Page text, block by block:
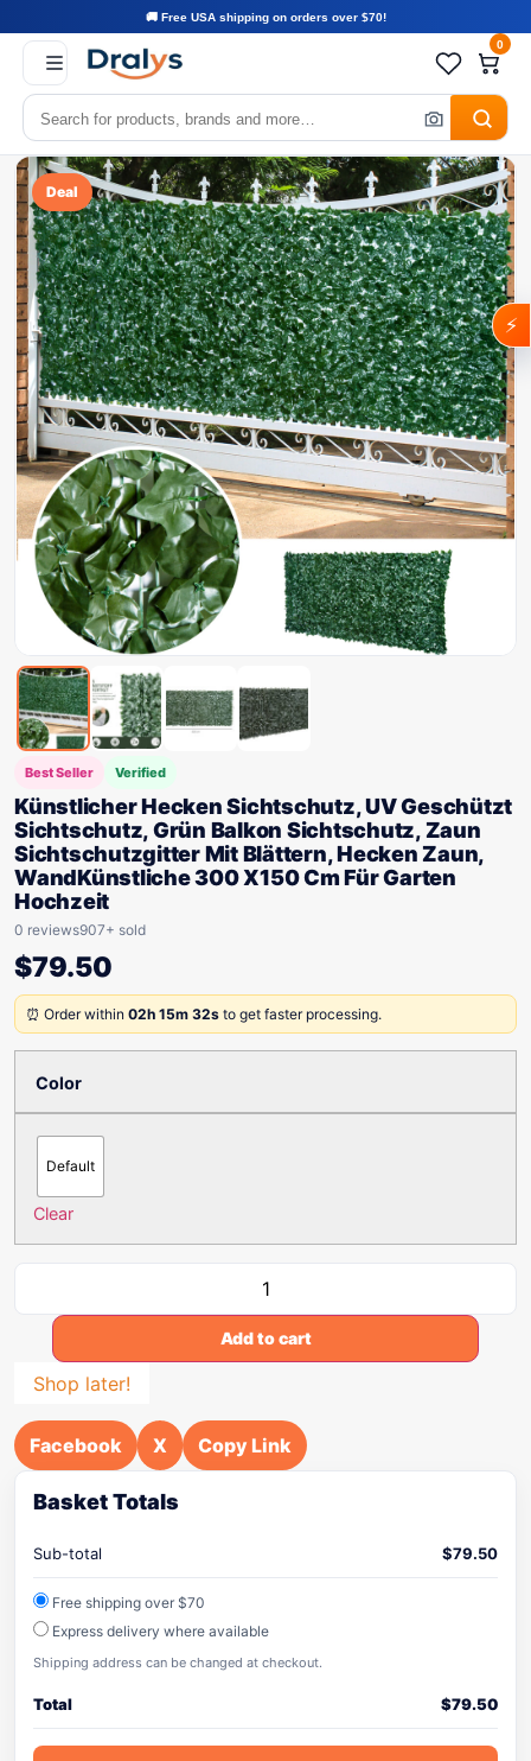
🚚 Free USA shipping on orders over $70!
0
Deal
Best Seller Verified
Künstlicher Hecken Sichtschutz, UV Geschützt
Sichtschutz, Grün Balkon Sichtschutz, Zaun
Sichtschutzgitter Mit Blättern, Hecken Zaun,
WandKünstliche 300 X150 Cm Für Garten
Hochzeit
0 reviews907+ sold
$79.50
⏰ Order within 02h 15m 32s to get faster processing.
Color
Default
Clear
Add to cart
Shop later!
Facebook X Copy Link
Basket Totals
Sub-total $79.50
Free shipping over $70
Express delivery where available
Shipping address can be changed at checkout.
Total $79.50
⚡